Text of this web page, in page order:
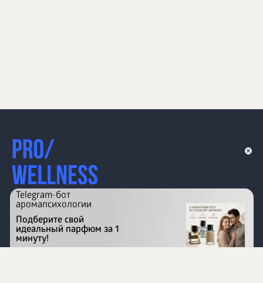
Перейти на сайт
Telegram-бот
аромапсихологии
Подберите свой
идеальный парфюм за 1
минуту!